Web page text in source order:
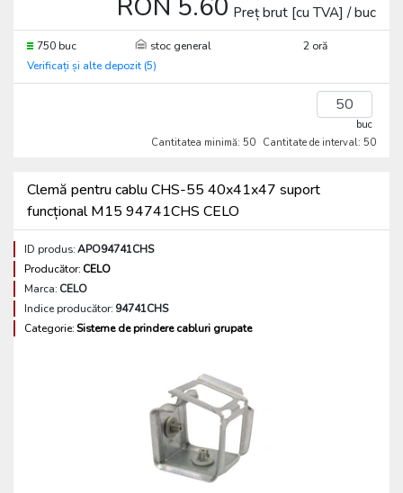
RON 5.60 Preț brut [cu TVA] / buc
750 buc stoc general
2 oră
Verificați și alte depozit (5)
buc
Cantitatea minimă: 50 Cantitate de interval: 50
Clemă pentru cablu CHS-55 40x41x47 suport
funcțional M15 94741CHS CELO
ID produs:APO94741CHS
Producător: CELO
Marca: CELO
Indice producător: 94741CHS
Categorie:Sisteme de prindere cabluri grupate